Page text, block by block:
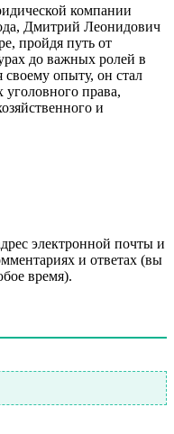
компании
Дмитрий Леонидович
пройдя путь от
до важных ролей в
своему опыту, он стал
уголовного права,
и
электронной почты и
и ответах (вы
время).